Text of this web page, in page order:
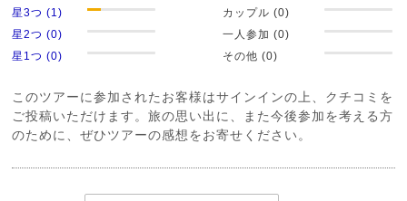
星3つ (1)
星2つ (0)
星1つ (0)
カップル (0)
一人参加 (0)
その他 (0)
このツアーに参加されたお客様はサインインの上、クチコミを
ご投稿いただけます。旅の思い出に、また今後参加を考える方
のために、ぜひツアーの感想をお寄せください。